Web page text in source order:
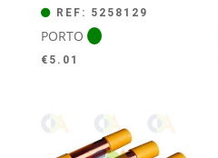
REF: 5258129
PORTO
€ 5.01